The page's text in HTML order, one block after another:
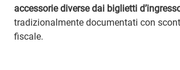
accessorie diverse dai biglietti
tradizionalmente documentati con
fiscale.